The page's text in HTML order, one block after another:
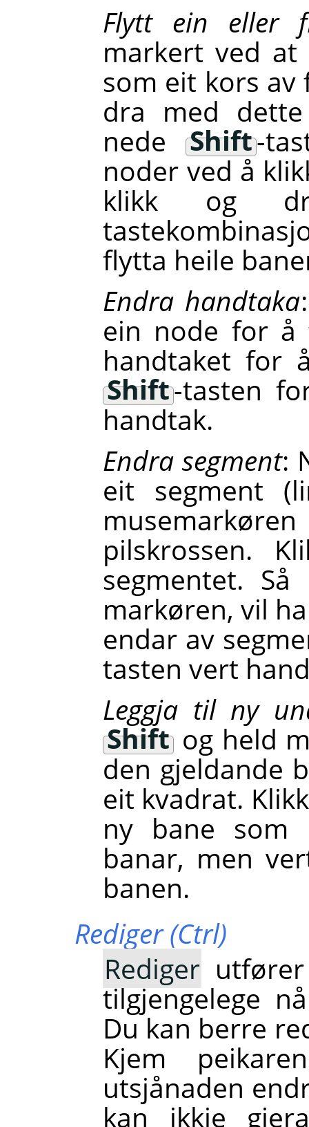
Flytt ein eller
markert ved
som eit kors av
dra med
nedeShift-
noder ved å
klikk og
flytta heile
Endra handtaka
ein node for å
handtaket for
Shift-tasten
handtak.
Endra segment:
eit segment
pilskrossen.
segmentet.
markøren, vil
endar av
tasten vert
Leggja til ny
Shiftog held
den gjeldande
eit kvadrat.
ny bane som
banar, men
banen.
Rediger (Ctrl)
Rediger
tilgjengelege
Du kan berre
Kjem
utsjånaden
kan ikkje